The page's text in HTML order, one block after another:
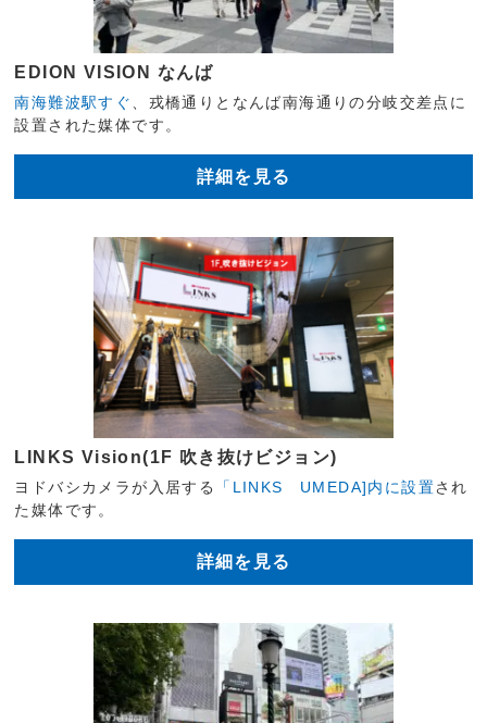
EDION VISION なんば
南海難波駅すぐ
、戎橋通りとなんば南海通りの分岐交差点に
設置された媒体です。
詳細を見る
LINKS Vision(1F 吹き抜けビジョン)
ヨドバシカメラが入居する 「LINKS UMEDA]内に設置され
た媒体です。
詳細を見る